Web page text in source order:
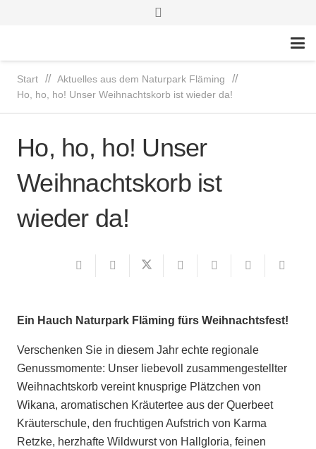
Start // Aktuelles aus dem Naturpark Fläming //
Ho, ho, ho! Unser Weihnachtskorb ist wieder da!
Ho, ho, ho! Unser
Weihnachtskorb ist
wieder da!
Ein Hauch Naturpark Fläming fürs Weihnachtsfest!
Verschenken Sie in diesem Jahr echte regionale
Genussmomente: Unser liebevoll zusammengestellter
Weihnachtskorb vereint knusprige Plätzchen von
Wikana, aromatischen Kräutertee aus der Querbeet
Kräuterschule, den fruchtigen Aufstrich von Karma
Retzke, herzhafte Wildwurst von Hallgloria, feinen